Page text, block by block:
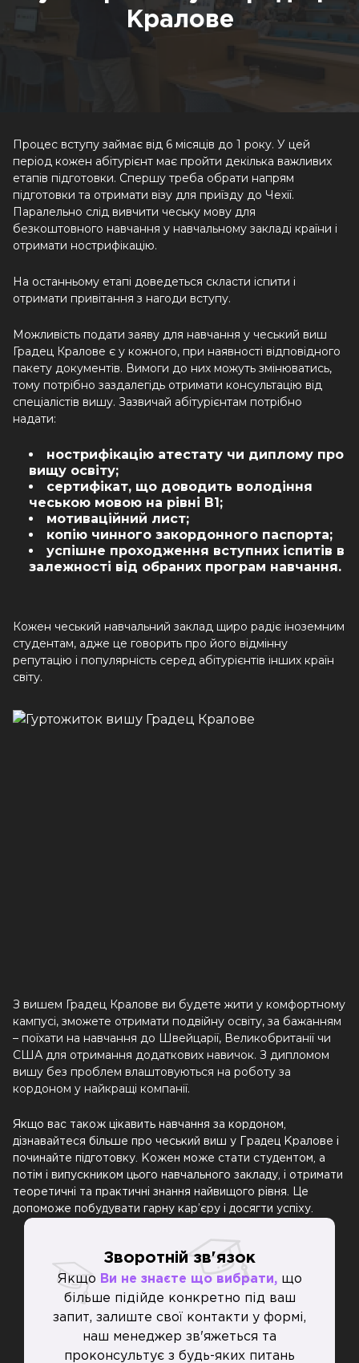
Кралове
Процес вступу займає від 6 місяців до 1 року. У цей
період кожен абітурієнт має пройти декілька важливих
етапів підготовки. Спершу треба обрати напрям
підготовки та отримати візу для приїзду до Чехії.
Паралельно слід вивчити чеську мову для
безкоштовного навчання у навчальному закладі країни і
отримати нострифікацію.
На останньому етапі доведеться скласти іспити і
отримати привітання з нагоди вступу.
Можливість подати заяву для навчання у чеський виш
Градец Кралове є у кожного, при наявності відповідного
пакету документів. Вимоги до них можуть змінюватись,
тому потрібно заздалегідь отримати консультацію від
спеціалістів вишу. Зазвичай абітурієнтам потрібно
надати:
нострифікацію атестату чи диплому про
вищу освіту;
сертифікат, що доводить володіння
чеською мовою на рівні В1;
мотиваційний лист;
копію чинного закордонного паспорта;
успішне проходження вступних іспитів в
залежності від обраних програм навчання.
Кожен чеський навчальний заклад щиро радіє іноземним
студентам, адже це говорить про його відмінну
репутацію і популярність серед абітурієнтів інших країн
світу.
З вишем Градец Кралове ви будете жити у комфортному
кампусі, зможете отримати подвійну освіту, за бажанням
– поїхати на навчання до Швейцарії, Великобританії чи
США для отримання додаткових навичок. З дипломом
вишу без проблем влаштовуються на роботу за
кордоном у найкращі компанії.
Якщо вас також цікавить навчання за кордоном,
дізнавайтеся більше про чеський виш у Градец Кралове і
починайте підготовку. Кожен може стати студентом, а
потім і випускником цього навчального закладу, і отримати
теоретичні та практичні знання найвищого рівня. Це
допоможе побудувати гарну кар’єру і досягти успіху.
Зворотній зв'язок
Якщо Ви не знаєте що вибрати, що
більше підійде конкретно під ваш
запит, залиште свої контакти у формі,
наш менеджер зв'яжеться та
проконсультує з будь-яких питань